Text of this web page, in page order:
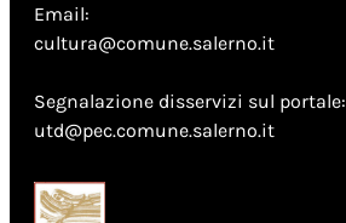
Email:
cultura@comune.salerno.it
Segnalazione disservizi sul portale:
utd@pec.comune.salerno.it